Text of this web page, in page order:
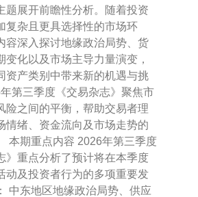
题展开前瞻性分析。随着投资
复杂且更具选择性的市场环
容深入探讨地缘政治局势、货
变化以及市场主导力量演变，
资产类别中带来新的机遇与挑
第三季度《交易杂志》聚焦市
险之间的平衡，帮助交易者理
情绪、资金流向及市场走势的
本期重点内容 2026年第三季度
》重点分析了预计将在本季度
动及投资者行为的多项重要发
中东地区地缘政治局势、供应